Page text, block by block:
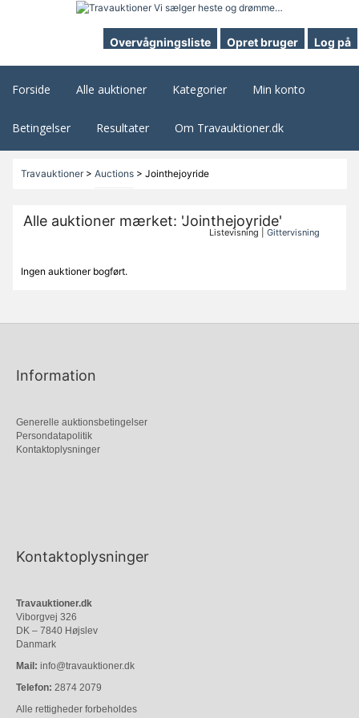
Overvågningsliste Opret bruger Log på
Forside Alle auktioner Kategorier Min konto
Betingelser Resultater Om Travauktioner.dk
Travauktioner> Auctions> Jointhejoyride
Alle auktioner mærket: 'Jointhejoyride'
Listevisning |Gittervisning
Ingen auktioner bogført.
Information
Generelle auktionsbetingelser
Persondatapolitik
Kontaktoplysninger
Kontaktoplysninger
Travauktioner.dk
Viborgvej 326
DK – 7840 Højslev
Danmark
Mail: info@travauktioner.dk
Telefon: 2874 2079
Alle rettigheder forbeholdes